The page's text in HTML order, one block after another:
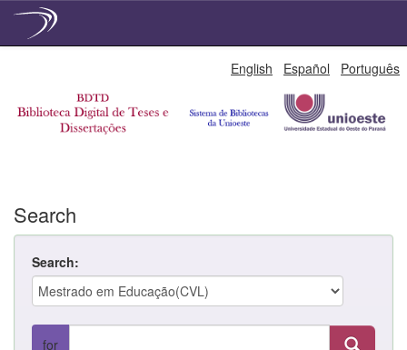
English Español Português
Search
Search:
for